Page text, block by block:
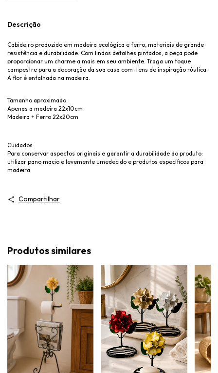
Descrição
Cabideiro produzido em madeira ecológica e ferro, materiais de grande
resistência e durabilidade. Com lindos detalhes pintados, a peça pode
proporcionar um charme a mais em seu ambiente. Traga um toque
campestre para a decoração da sua casa com itens de inspiração rústica.
A flor é entalhada na madeira.
Tamanho aproximado:
Apenas a madeira 22x10cm
Madeira + Ferro 22x20cm
Cuidados:
Para conservar aspectos originais e garantir a durabilidade do produto:
utilizar pano macio e levemente umedecido e produtos específicos para
madeira.
Compartilhar
Produtos similares